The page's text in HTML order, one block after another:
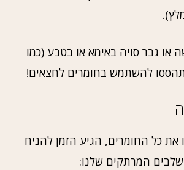
או גבר סויה באימא או בטבע (כמו
להשתמש בחומרים לחצאים!
את כל החומרים, הגיע הזמן להניח
המרתקים שלנו: